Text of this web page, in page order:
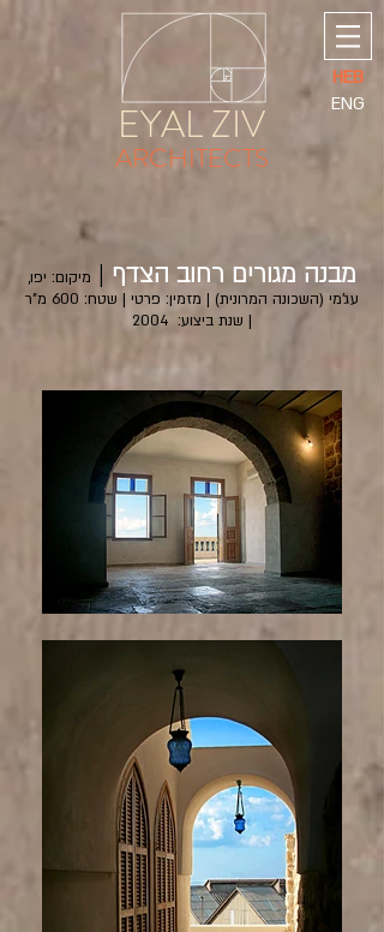
ENG
HEB
EYAL ZIV
ARCHITECTS
מבנה מגורים רחוב הצדף | מיקום: יפו,
עג'מי (השכונה המרונית) | מזמין: פרטי | שטח: 600 מ"ר
| שנת ביצוע: 2004